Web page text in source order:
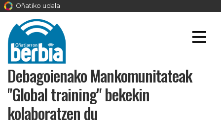
Oñatiko udala
Debagoienako Mankomunitateak
"Global training" bekekin
kolaboratzen du